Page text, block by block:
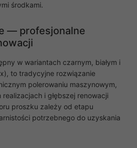
środkami.
— profesjonalne
w wariantach czarnym, białym i
to tradycyjne rozwiązanie
polerowaniu maszynowym,
i głębszej renowacji
proszku zależy od etapu
potrzebnego do uzyskania